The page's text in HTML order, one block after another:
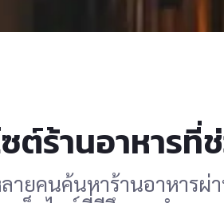
ซต์ร้านอาหาร
ายคนค้นหาร้านอาหารผ่